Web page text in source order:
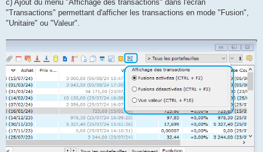
c) Ajout du menu "Affichage des transactions" dans l'écran
"Transactions" permettant d'afficher les transactions en mode "Fusion",
"Unitaire" ou "Valeur".